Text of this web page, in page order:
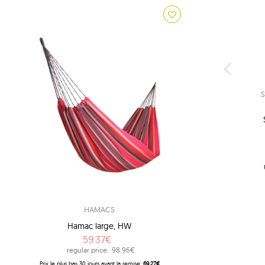
HAMACS
Hamac large, HW
59.37€
regular price: 98.96€